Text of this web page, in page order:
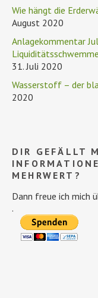
Wie hängt die
August 2020
Anlagekommentar
31. Juli 2020
Wasserstoff – der
2020
DIR GEFÄLLT
MEHRWERT?
Dann freue ich mich
.